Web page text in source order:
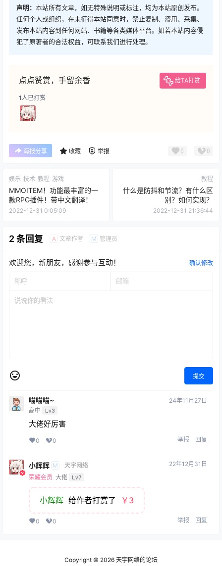
声明： 本站所有文章，如无特殊说明或标注，均为本站原创发布。
任何个人或组织，在未征得本站同意时，禁止复制、盗用、采集、
发布本站内容到任何网站、书籍等各类媒体平台。如若本站内容侵
犯了原著者的合法权益，可联系我们进行处理。
点点赞赏，手留余香 给TA打赏
1人已打赏
海报分享 收藏 举报 0 0
娱乐 技术 教程 游戏
MMOITEM！功能最丰富的一
款RPG插件！带中文翻译！
2022-12-31 0:05:09
教程
什么是防抖和节流？有什么区
别？如何实现？
2022-12-31 21:36:44
2 条回复 A 文章作者 M 管理员
欢迎您，新朋友，感谢参与互动！ 确认修改
提交
喵喵喵~
高中 Lv3
24年11月27日
大佬好厉害
0 0 举报 回复
小辉辉 M
天宇网络
荣耀会员 大佬 Lv7
22年12月31日
小辉辉 给作者打赏了 ￥3
0 0 举报 回复
Copyright © 2026 天宇网络的论坛